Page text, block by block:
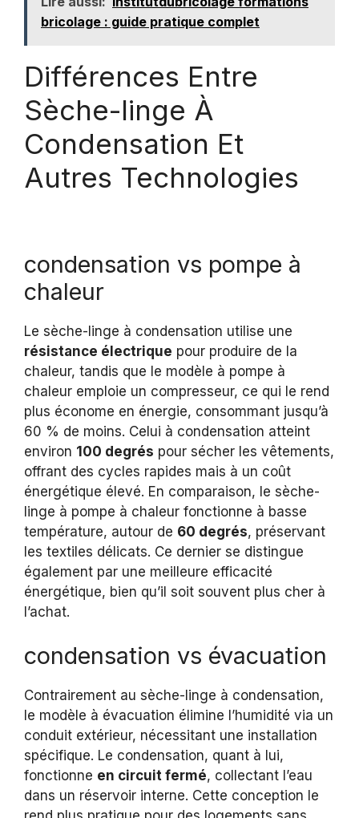
bricolage : guide pratique complet
Différences Entre
Sèche-linge À
Condensation Et
Autres Technologies
condensation vs pompe à
chaleur
Le sèche-linge à condensation utilise une
résistance électrique pour produire de la
chaleur, tandis que le modèle à pompe à
chaleur emploie un compresseur, ce qui le rend
plus économe en énergie, consommant jusqu’à
60 % de moins. Celui à condensation atteint
environ 100 degrés pour sécher les vêtements,
offrant des cycles rapides mais à un coût
énergétique élevé. En comparaison, le sèche-
linge à pompe à chaleur fonctionne à basse
température, autour de 60 degrés, préservant
les textiles délicats. Ce dernier se distingue
également par une meilleure efficacité
énergétique, bien qu’il soit souvent plus cher à
l’achat.
condensation vs évacuation
Contrairement au sèche-linge à condensation,
le modèle à évacuation élimine l’humidité via un
conduit extérieur, nécessitant une installation
spécifique. Le condensation, quant à lui,
fonctionne en circuit fermé, collectant l’eau
dans un réservoir interne. Cette conception le